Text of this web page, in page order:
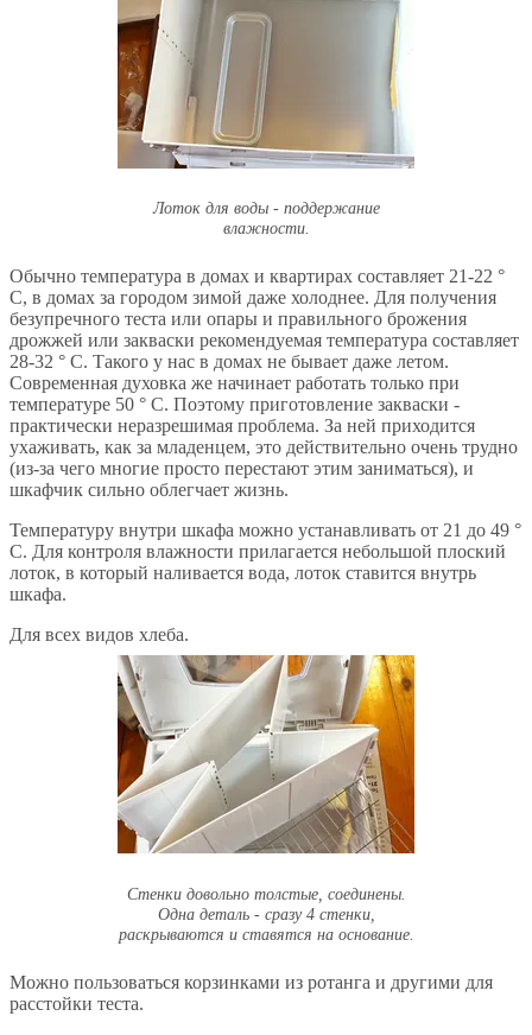
Лоток для воды - поддержание
влажности.
Обычно температура в домах и квартирах составляет 21-22 °
C, в домах за городом зимой даже холоднее. Для получения
безупречного теста или опары и правильного брожения
дрожжей или закваски рекомендуемая температура составляет
28-32 ° C. Такого у нас в домах не бывает даже летом.
Современная духовка же начинает работать только при
температуре 50 ° C. Поэтому приготовление закваски -
практически неразрешимая проблема. За ней приходится
ухаживать, как за младенцем, это действительно очень трудно
(из-за чего многие просто перестают этим заниматься), и
шкафчик сильно облегчает жизнь.
Температуру внутри шкафа можно устанавливать от 21 до 49 °
C. Для контроля влажности прилагается небольшой плоский
лоток, в который наливается вода, лоток ставится внутрь
шкафа.
Для всех видов хлеба.
Стенки довольно толстые, соединены.
Одна деталь - сразу 4 стенки,
раскрываются и ставятся на основание.
Можно пользоваться корзинками из ротанга и другими для
расстойки теста.